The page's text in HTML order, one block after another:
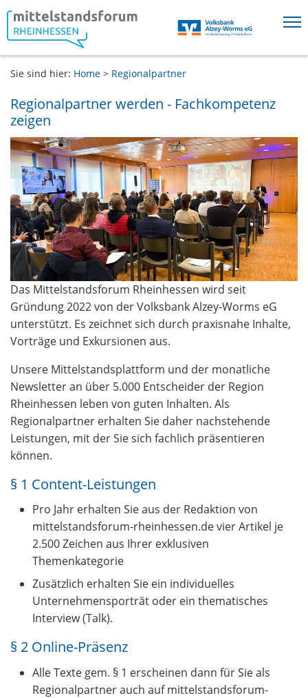
Springe direkt zu:
Hauptmenü
Inhalt
Fußzeile
Sie sind hier: Home > Regionalpartner
Regionalpartner werden - Fachkompetenz
zeigen
Das Mittelstandsforum Rheinhessen wird seit
Gründung 2022 von der Volksbank Alzey-Worms eG
unterstützt. Es zeichnet sich durch praxisnahe Inhalte,
Vorträge und Exkursionen aus.
Unsere Mittelstandsplattform und der monatliche
Newsletter an über 5.000 Entscheider der Region
Rheinhessen leben von guten Inhalten. Als
Regionalpartner erhalten Sie daher nachstehende
Leistungen, mit der Sie sich fachlich präsentieren
können.
§ 1 Content-Leistungen
Pro Jahr erhalten Sie aus der Redaktion von
mittelstandsforum-rheinhessen.de vier Artikel je
2.500 Zeichen aus Ihrer exklusiven
Themenkategorie
Zusätzlich erhalten Sie ein individuelles
Unternehmensporträt oder ein thematisches
Interview (Talk).
§ 2 Online-Präsenz
Alle Texte gem. § 1 erscheinen dann für Sie als
Regionalpartner auch auf mittelstandsforum-